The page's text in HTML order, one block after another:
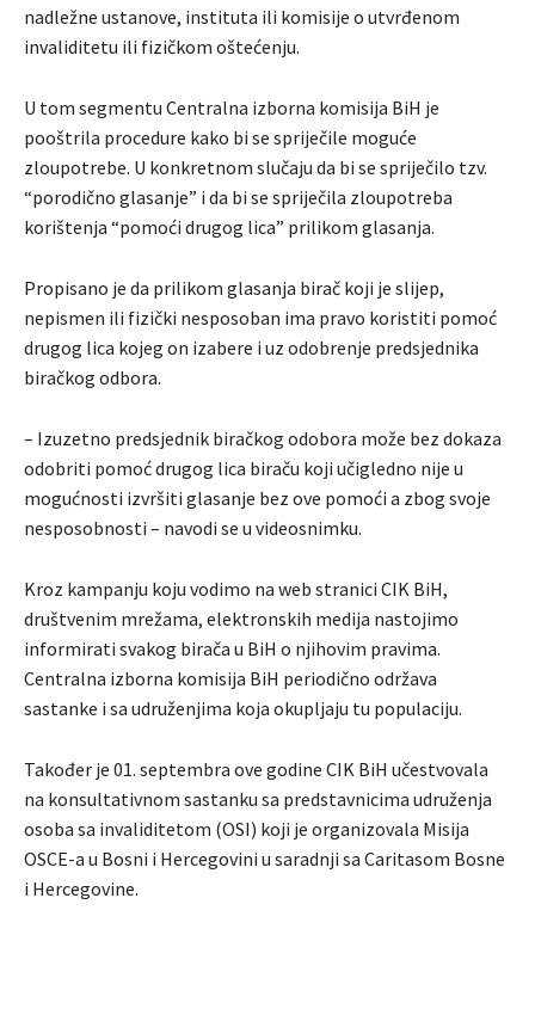
nadležne ustanove, instituta ili komisije o utvrđenom
invaliditetu ili fizičkom oštećenju.
U tom segmentu Centralna izborna komisija BiH je
pooštrila procedure kako bi se spriječile moguće
zloupotrebe. U konkretnom slučaju da bi se spriječilo tzv.
“porodično glasanje” i da bi se spriječila zloupotreba
korištenja “pomoći drugog lica” prilikom glasanja.
Propisano je da prilikom glasanja birač koji je slijep,
nepismen ili fizički nesposoban ima pravo koristiti pomoć
drugog lica kojeg on izabere i uz odobrenje predsjednika
biračkog odbora.
– Izuzetno predsjednik biračkog odobora može bez dokaza
odobriti pomoć drugog lica biraču koji učigledno nije u
mogućnosti izvršiti glasanje bez ove pomoći a zbog svoje
nesposobnosti – navodi se u videosnimku.
Kroz kampanju koju vodimo na web stranici CIK BiH,
društvenim mrežama, elektronskih medija nastojimo
informirati svakog birača u BiH o njihovim pravima.
Centralna izborna komisija BiH periodično održava
sastanke i sa udruženjima koja okupljaju tu populaciju.
Također je 01. septembra ove godine CIK BiH učestvovala
na konsultativnom sastanku sa predstavnicima udruženja
osoba sa invaliditetom (OSI) koji je organizovala Misija
OSCE-a u Bosni i Hercegovini u saradnji sa Caritasom Bosne
i Hercegovine.